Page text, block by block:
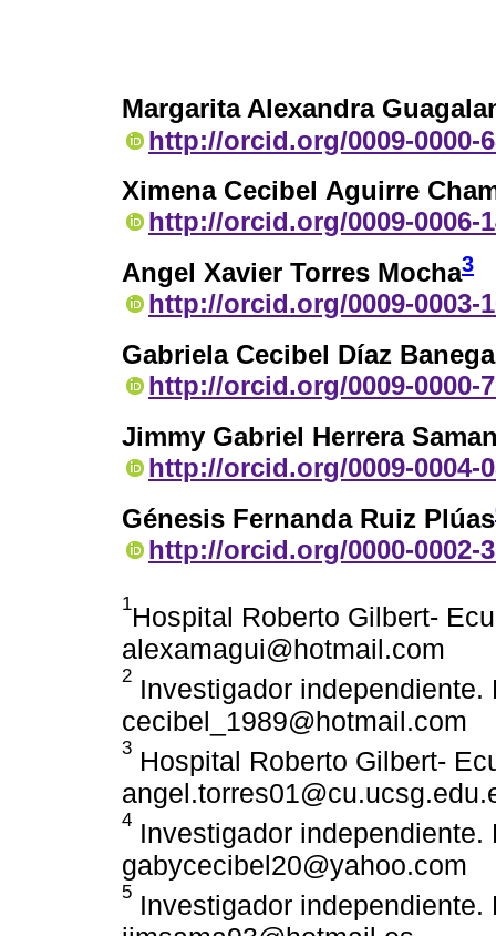
Margarita Alexandra
http://orcid.org/0009-0000-
Ximena Cecibel Aguirre
http://orcid.org/0009-0006-
Angel Xavier Torres Mocha3
http://orcid.org/0009-0003-
Gabriela Cecibel Díaz
http://orcid.org/0009-0000-
Jimmy Gabriel Herrera
http://orcid.org/0009-0004-
Génesis Fernanda Ruiz Plúas
http://orcid.org/0000-0002-
1Hospital Roberto Gilbert-
alexamagui@hotmail.com
2 Investigador independiente.
cecibel_1989@hotmail.com
3 Hospital Roberto Gilbert-
4 Investigador independiente.
gabycecibel20@yahoo.com
5 Investigador independiente.